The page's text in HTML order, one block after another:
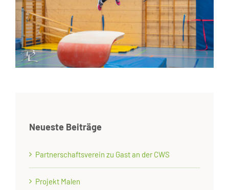
Neueste Beiträge
Partnerschaftsverein zu Gast an der CWS
Projekt Malen